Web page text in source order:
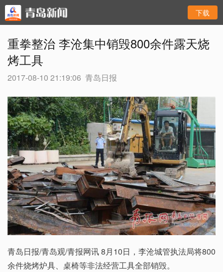
下载
重拳整治 李沧集中销毁800余件露天烧
烤工具
2017-08-10 21:19:06 青岛日报
青岛日报/青岛观/青报网讯 8月10日，李沧城管执法局将800
余件烧烤炉具、桌椅等非法经营工具全部销毁。